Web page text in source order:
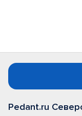
Pedant.ru